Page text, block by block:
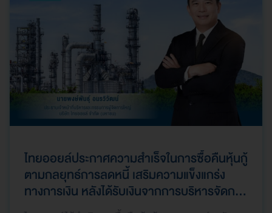
ไทยออยล์ประกาศความสำเร็จในการซื้อคืนหุ้นกู้
ตามกลยุทธ์การลดหนี้ เสริมความแข็งแกร่ง
ทางการเงิน หลังได้รับเงินจากการบริหารจัดการ